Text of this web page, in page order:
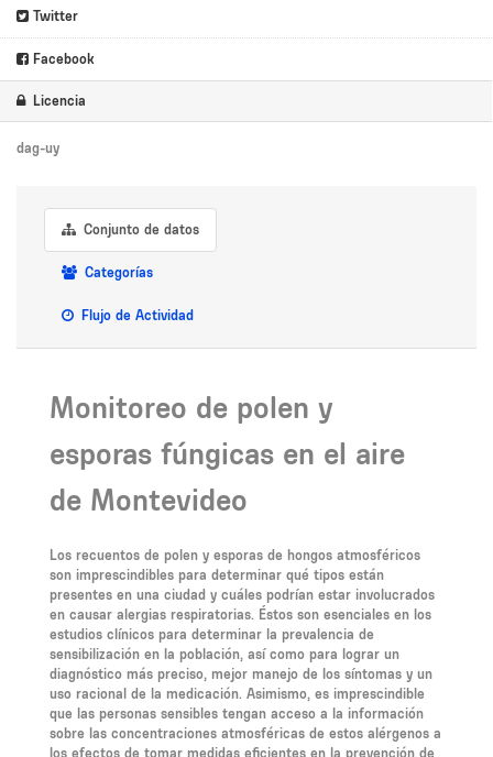
Twitter
Facebook
Licencia
dag-uy
Conjunto de datos
Categorías
Flujo de Actividad
Monitoreo de polen y
esporas fúngicas en el aire
de Montevideo
Los recuentos de polen y esporas de hongos atmosféricos
son imprescindibles para determinar qué tipos están
presentes en una ciudad y cuáles podrían estar involucrados
en causar alergias respiratorias. Éstos son esenciales en los
estudios clínicos para determinar la prevalencia de
sensibilización en la población, así como para lograr un
diagnóstico más preciso, mejor manejo de los síntomas y un
uso racional de la medicación. Asimismo, es imprescindible
que las personas sensibles tengan acceso a la información
sobre las concentraciones atmosféricas de estos alérgenos a
los efectos de tomar medidas eficientes en la prevención de